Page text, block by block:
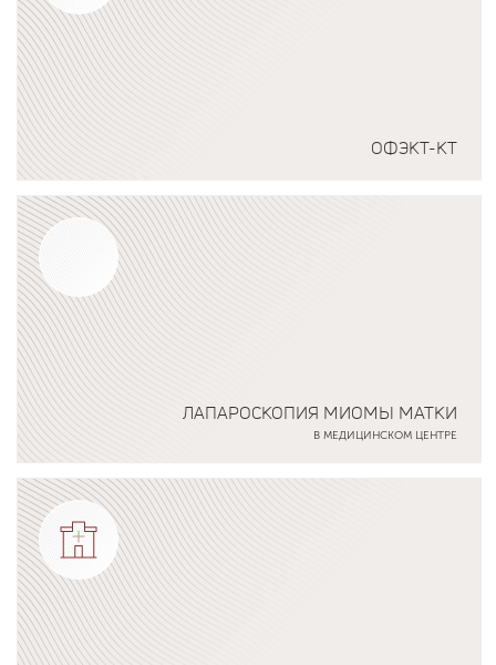
ОФЭКТ-КТ
Подробнее о программе
ЛАПАРОСКОПИЯ МИОМЫ МАТКИ
В МЕДИЦИНСКОМ ЦЕНТРЕ
Подробнее о программе